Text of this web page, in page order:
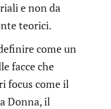
e non da
teorici.
come un
facce che
focus come il
Donna, il